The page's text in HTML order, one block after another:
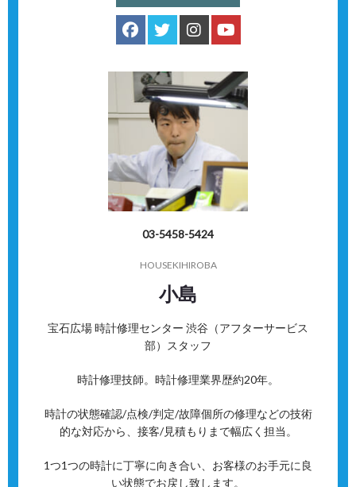
03-5458-5424
HOUSEKIHIROBA
小島
宝石広場 時計修理センター 渋谷（アフターサービス
部）スタッフ
時計修理技師。時計修理業界歴約20年。
時計の状態確認/点検/判定/故障個所の修理などの技術
的な対応から、接客/見積もりまで幅広く担当。
1つ1つの時計に丁寧に向き合い、お客様のお手元に良
い状態でお戻し致します。